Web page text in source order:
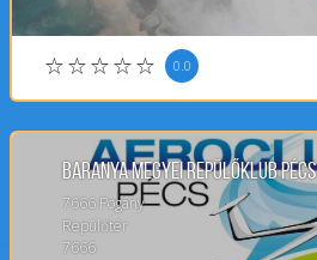
0.0
Baranya megyei repülőklub Pécs
7666 Pogány
Repülőtér
7666